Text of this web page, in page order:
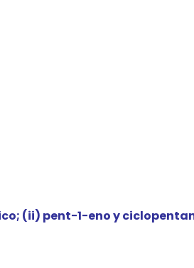
(ii) pent−1−eno y